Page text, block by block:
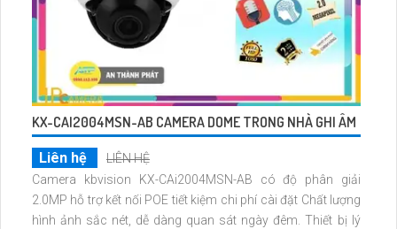
KX-CAI2004MSN-AB CAMERA DOME TRONG NHÀ GHI ÂM
Liên hệ
LIÊN HỆ
Camera kbvision KX-CAi2004MSN-AB có độ phân giải
2.0MP hỗ trợ kết nối POE tiết kiệm chi phí cài đặt Chất lượng
hình ảnh sắc nét, dễ dàng quan sát ngày đêm. Thiết bị lý